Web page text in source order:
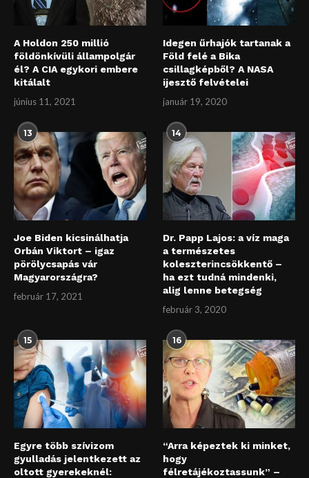
A Holdon 250 millió
földönkívüli állampolgár
él? A CIA egykori embere
kitálalt
június 11, 2021
Idegen űrhajók tartanak a
Föld felé a Bika
csillagképből? A NASA
ijesztő felvételei
január 19, 2020
13
Joe Biden kicsinálhatja
Orbán Viktort – igaz
pörölycsapás vár
Magyarországra?
február 17, 2021
14
Dr. Papp Lajos: a víz maga
a természetes
koleszterincsökkentő –
ha ezt tudná mindenki,
alig lenne betegség
február 3, 2020
15
Egyre több szívizom
gyulladás jelentkezett az
oltott gyerekeknél:
16
“Arra képeztek ki minket,
hogy
félretájékoztassunk” –